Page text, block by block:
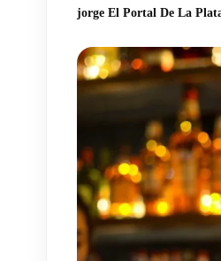
jorge El Portal De La